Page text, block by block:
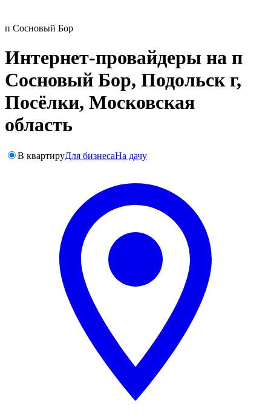
п Сосновый Бор
Интернет-провайдеры на п
Сосновый Бор, Подольск г,
Посёлки, Московская
область
В квартируДля бизнесаНа дачу